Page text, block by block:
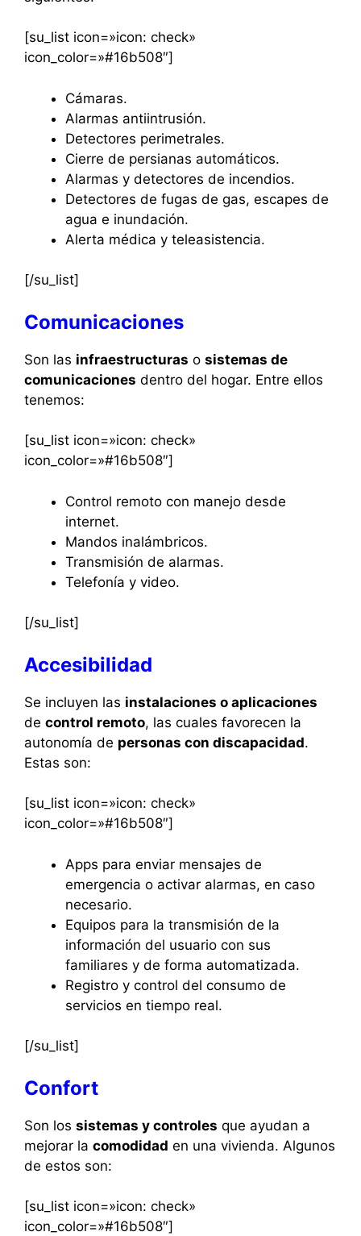
[su_list icon=»icon: check»
icon_color=»#16b508″]
Cámaras.
Alarmas antiintrusión.
Detectores perimetrales.
Cierre de persianas automáticos.
Alarmas y detectores de incendios.
Detectores de fugas de gas, escapes de
agua e inundación.
Alerta médica y teleasistencia.
[/su_list]
Comunicaciones
Son las infraestructuras o sistemas de
comunicaciones dentro del hogar. Entre ellos
tenemos:
[su_list icon=»icon: check»
icon_color=»#16b508″]
Control remoto con manejo desde
internet.
Mandos inalámbricos.
Transmisión de alarmas.
Telefonía y video.
[/su_list]
Accesibilidad
Se incluyen las instalaciones o aplicaciones
de control remoto, las cuales favorecen la
autonomía de personas con discapacidad.
Estas son:
[su_list icon=»icon: check»
icon_color=»#16b508″]
Apps para enviar mensajes de
emergencia o activar alarmas, en caso
necesario.
Equipos para la transmisión de la
información del usuario con sus
familiares y de forma automatizada.
Registro y control del consumo de
servicios en tiempo real.
[/su_list]
Confort
Son los sistemas y controles que ayudan a
mejorar la comodidad en una vivienda. Algunos
de estos son:
[su_list icon=»icon: check»
icon_color=»#16b508″]